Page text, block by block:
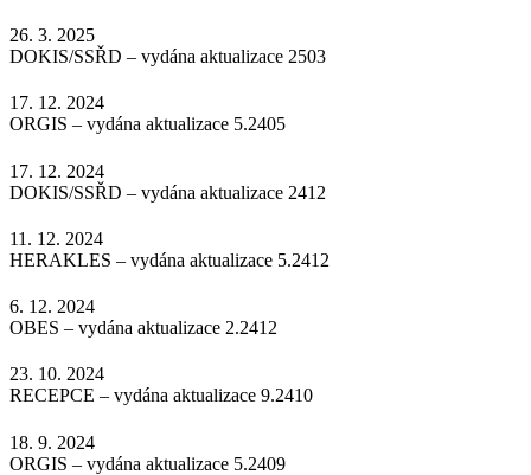
26. 3. 2025
DOKIS/SSŘD – vydána aktualizace 2503
17. 12. 2024
ORGIS – vydána aktualizace 5.2405
17. 12. 2024
DOKIS/SSŘD – vydána aktualizace 2412
11. 12. 2024
HERAKLES – vydána aktualizace 5.2412
6. 12. 2024
OBES – vydána aktualizace 2.2412
23. 10. 2024
RECEPCE – vydána aktualizace 9.2410
18. 9. 2024
ORGIS – vydána aktualizace 5.2409